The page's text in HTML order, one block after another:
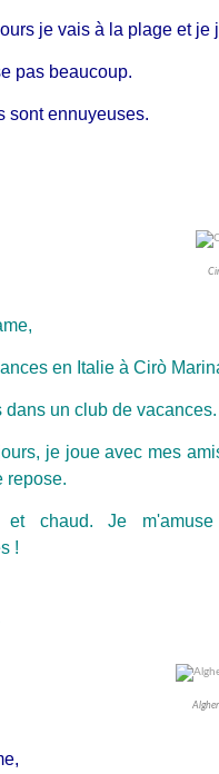
je vais à la plage et
pas beaucoup.
sont ennuyeuses.
en Italie à Cirò
dans un club de vacances.
je joue avec mes
repose.
et chaud. Je
!